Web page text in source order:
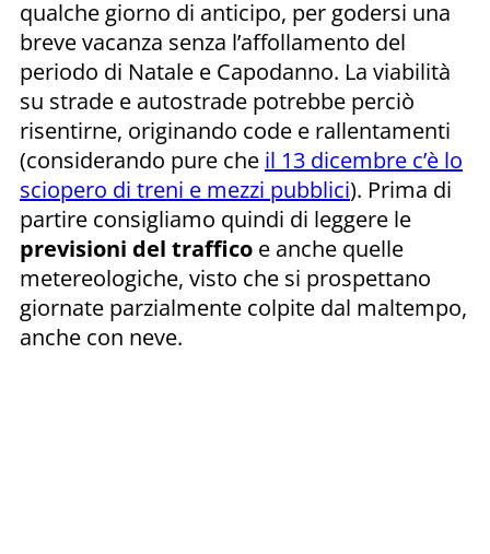
qualche giorno di anticipo, per godersi una
breve vacanza senza l’affollamento del
periodo di Natale e Capodanno. La viabilità
su strade e autostrade potrebbe perciò
risentirne, originando code e rallentamenti
(considerando pure che il 13 dicembre c’è lo
sciopero di treni e mezzi pubblici). Prima di
partire consigliamo quindi di leggere le
previsioni del traffico e anche quelle
metereologiche, visto che si prospettano
giornate parzialmente colpite dal maltempo,
anche con neve.